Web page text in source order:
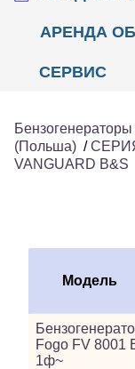
АРЕНДА
СЕРВИС
Бензогенераторы
(Польша) /
VANGUARD B&S
Модель
Fogo FV 8001
1ф~